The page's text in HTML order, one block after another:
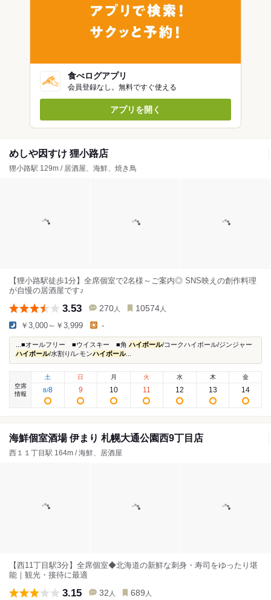
食べログアプリ
会員登録なし。無料ですぐ使える
アプリを開く
めしや因すけ 狸小路店
狸小路駅 129m / 居酒屋、海鮮、焼き鳥
【狸小路駅徒歩1分】全席個室で2名様～ご案内◎ SNS映えの創作料理
が自慢の居酒屋です♪
3.53 270 人 10574 人
￥3,000～￥3,999 -
...■オールフリー ■ウイスキー ■角 ハイボール/コークハイボール/ジンジャー
ハイボール/水割り/レモンハイボール...
空席
情報
土
8/8
日
9
月
10
火
11
水
12
木
13
金
14
海鮮個室酒場 伊まり 札幌大通公園西9丁目店
西１１丁目駅 164m / 海鮮、居酒屋
【西11丁目駅3分】全席個室◆北海道の新鮮な刺身・寿司をゆったり堪
能｜観光・接待に最適
3.15 32 人 689 人